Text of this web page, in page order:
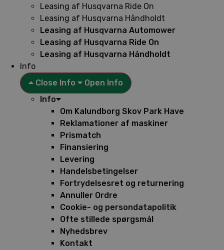
Leasing af Husqvarna Ride On
Leasing af Husqvarna Håndholdt
Leasing af Husqvarna Automower
Leasing af Husqvarna Ride On
Leasing af Husqvarna Håndholdt
Info
Close Info
Open Info
Info
Om Kalundborg Skov Park Have
Reklamationer af maskiner
Prismatch
Finansiering
Levering
Handelsbetingelser
Fortrydelsesret og returnering
Annuller Ordre
Cookie- og persondatapolitik
Ofte stillede spørgsmål
Nyhedsbrev
Kontakt